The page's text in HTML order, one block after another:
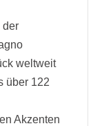
der
weltweit
über 122
Akzenten